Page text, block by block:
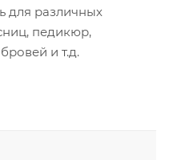
для различных
педикюр,
и т.д.